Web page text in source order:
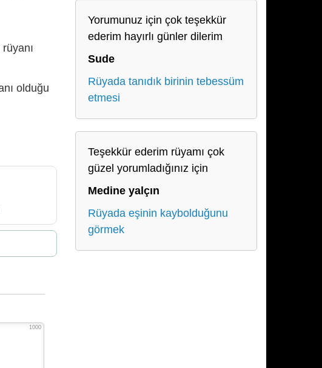
olduğu
1000
Yorumunuz için çok teşekkür
ederim hayırlı günler dilerim
Sude
Rüyada tanıdık birinin tebessüm
etmesi
Teşekkür ederim rüyamı çok
güzel yorumladığınız için
Medine yalçın
Rüyada eşinin kaybolduğunu
görmek